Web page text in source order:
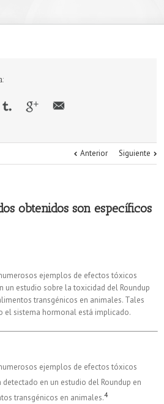
Anterior Siguiente
obtenidos son específicos
ejemplos de efectos tóxicos
un estudio sobre la toxicidad del Roundup
transgénicos en animales. Tales
el sistema hormonal está implicado.
ejemplos de efectos tóxicos
detectado en un estudio del Roundup en
transgénicos en animales.4